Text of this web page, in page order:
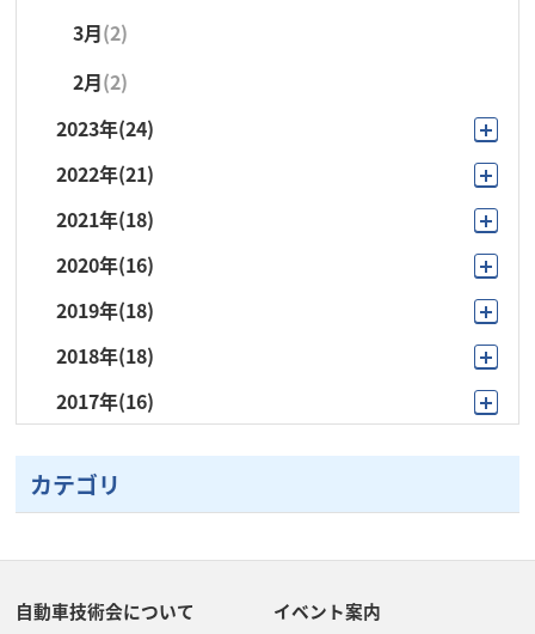
3月(2)
2月(2)
2023年(24)
11月(2)
10月(3)
9月(1)
8月(1)
7月 (2)
6月(5)
5月(3)
4月(2)
3月(3)
2月(2)
2022年(21)
10月(3)
9月(1)
8月(1)
7月(2)
6月(4)
5月
4月(2)
3月(3)
2月(1)
2021年(18)
11月(1)
10月(3)
9月(3)
8月(1)
7月(2)
6月(2)
5月(4)
4月(1)
2020年(16)
12月(1)
10月(2)
9月(2)
6月(1)
5月(1)
4月(7)
3月(2)
2019年(18)
11月(1)
10月(2)
9月(1)
8月(1)
7月(4)
5月(4)
2018年(18)
11月(1)
10月(1)
9月 (1)
6月(1)
2017年(16)
10月(1)
9月(1)
7月 (2)
カテゴリ
自動車技術会について イベント案内